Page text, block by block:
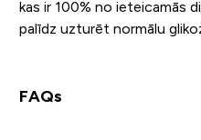
kas ir 100% no ieteicamās
palīdz uzturēt normālu
FAQs